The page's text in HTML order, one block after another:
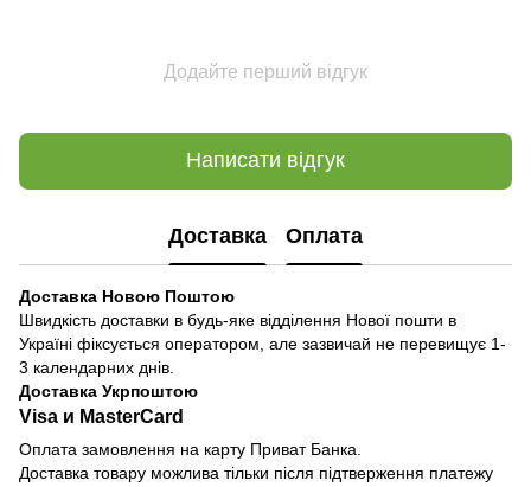
Додайте перший відгук
Написати відгук
Доставка Оплата
Доставка Новою Поштою
Швидкість доставки в будь-яке відділення Нової пошти в
Україні фіксується оператором, але зазвичай не перевищує 1-
3 календарних днів.
Доставка Укрпоштою
Visa и MasterCard
Оплата замовлення на карту Приват Банка.
Доставка товару можлива тільки після підтверження платежу